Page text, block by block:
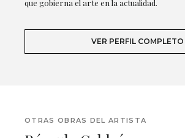
que gobierna el arte en la actualidad.
VER PERFIL COMPLETO
OTRAS OBRAS DEL ARTISTA